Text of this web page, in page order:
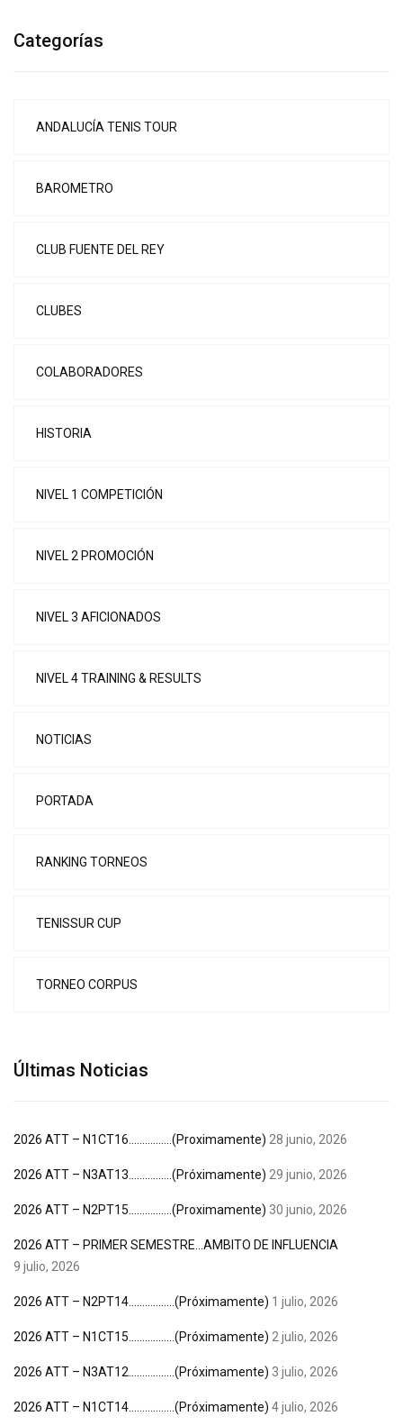
Categorías
ANDALUCÍA TENIS TOUR
BAROMETRO
CLUB FUENTE DEL REY
CLUBES
COLABORADORES
HISTORIA
NIVEL 1 COMPETICIÓN
NIVEL 2 PROMOCIÓN
NIVEL 3 AFICIONADOS
NIVEL 4 TRAINING & RESULTS
NOTICIAS
PORTADA
RANKING TORNEOS
TENISSUR CUP
TORNEO CORPUS
Últimas Noticias
2026 ATT – N1CT16…………….(Proximamente) 28 junio, 2026
2026 ATT – N3AT13…………….(Próximamente) 29 junio, 2026
2026 ATT – N2PT15…………….(Proximamente) 30 junio, 2026
2026 ATT – PRIMER SEMESTRE…AMBITO DE INFLUENCIA
9 julio, 2026
2026 ATT – N2PT14……………..(Próximamente) 1 julio, 2026
2026 ATT – N1CT15……………..(Próximamente) 2 julio, 2026
2026 ATT – N3AT12……………..(Próximamente) 3 julio, 2026
2026 ATT – N1CT14……………..(Próximamente) 4 julio, 2026